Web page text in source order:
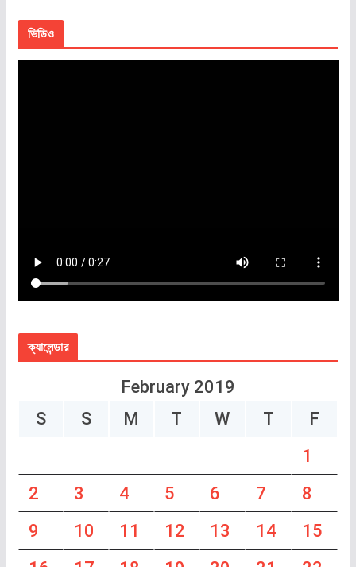
ভিডিও
ক্যালেন্ডার
February 2019
S
S M T W T
F
1
2
3 4 5 6 7
8
9
10 11 12 13 14
15